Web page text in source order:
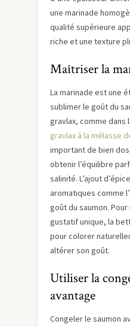
une marinade
qualité supérieure
riche et une texture
Maîtriser la
La marinade est une
sublimer le goût du
gravlax, comme dans
gravlax à la mélasse
important de bien
obtenir l’équilibre
salinité. L’ajout
aromatiques comme
goût du saumon.
gustatif unique, la
pour colorer
altérer son goût.
Utiliser la
avantage
Congeler le saumon